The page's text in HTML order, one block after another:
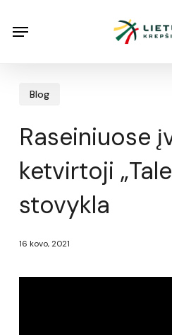
Menu
Blog
Raseiniuose
ketvirtoji
stovykla
16 kovo, 2021